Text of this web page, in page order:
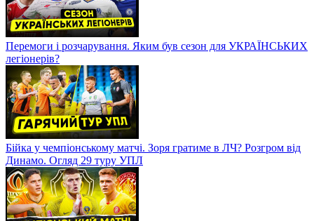
Перемоги і розчарування. Яким був сезон для УКРАЇНСЬКИХ
легіонерів?
Бійка у чемпіонському матчі. Зоря гратиме в ЛЧ? Розгром від
Динамо. Огляд 29 туру УПЛ